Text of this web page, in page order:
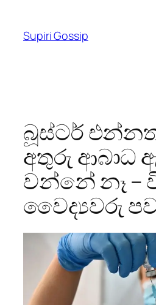
content
Supiri Gossip
බූස්ටර්
අතුරු ආබාධ
වන්නේ නෑ –
වෛද්‍යවරු